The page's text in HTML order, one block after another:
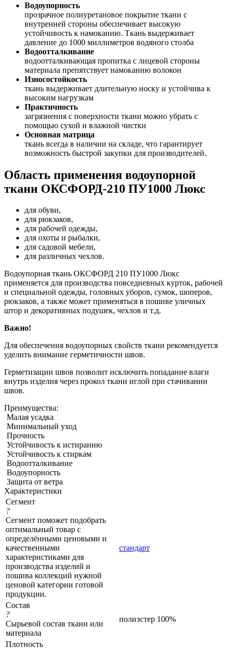
Водоупорность
прозрачное полиуретановое покрытие ткани с
внутренней стороны обеспечивает высокую
устойчивость к намоканию. Ткань выдерживает
давление до 1000 миллиметров водяного столба
Водоотталкивание
водоотталкивающая пропитка с лицевой стороны
материала препятствует намоканию волокон
Износостойкость
ткань выдерживает длительную носку и устойчива к
высоким нагрузкам
Практичность
загрязнения с поверхности ткани можно убрать с
помощью сухой и влажной чистки
Основная матрица
ткань всегда в наличии на складе, что гарантирует
возможность быстрой закупки для производителей.
Область применения водоупорной
ткани ОКСФОРД-210 ПУ1000 Люкс
для обуви,
для рюкзаков,
для рабочей одежды,
для охоты и рыбалки,
для садовой мебели,
для различных чехлов.
Водоупорная ткань ОКСФОРД 210 ПУ1000 Люкс
применяется для производства повседневных курток, рабочей
и специальной одежды, головных уборов, сумок, шоперов,
рюкзаков, а также может применяться в пошиве уличных
штор и декоративных подушек, чехлов и т.д.
Важно!
Для обеспечения водоупорных свойств ткани рекомендуется
уделить внимание герметичности швов.
Герметизации швов позволит исключить попадание влаги
внутрь изделия через прокол ткани иглой при стачивании
швов.
Преимущества:
Малая усадка
Минимальный уход
Прочность
Устойчивость к истиранию
Устойчивость к стиркам
Водоотталкивание
Водоупорность
Защита от ветра
Характеристики
Сегмент
?
Сегмент поможет подобрать
оптимальный товар с
определёнными ценовыми и
качественными
характеристиками для
производства изделий и
пошива коллекций нужной
ценовой категории готовой
продукции.
стандарт
Состав
?
Сырьевой состав ткани или
материала
полиэстер 100%
Плотность